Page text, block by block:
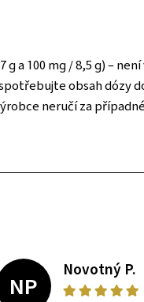
g a 100 mg / 8,5 g) –
obsah dózy
neručí za
NP
Novotný P.